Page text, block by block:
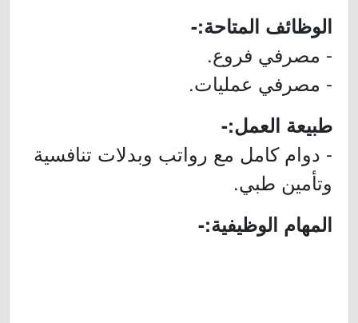
الوظائف المتاحة:-
- مصرفي فروع.
- مصرفي عمليات.
طبيعة العمل:-
- دوام كامل مع رواتب وبدلات تنافسية
وتأمين طبي.
المهام الوظيفية:-